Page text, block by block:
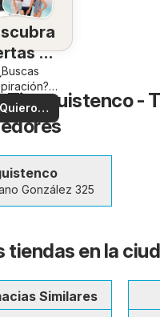
en
zona
las
en tu
zona!
Quiero
ver
Tianguistenco -
González 325
tiendas en la
Similares